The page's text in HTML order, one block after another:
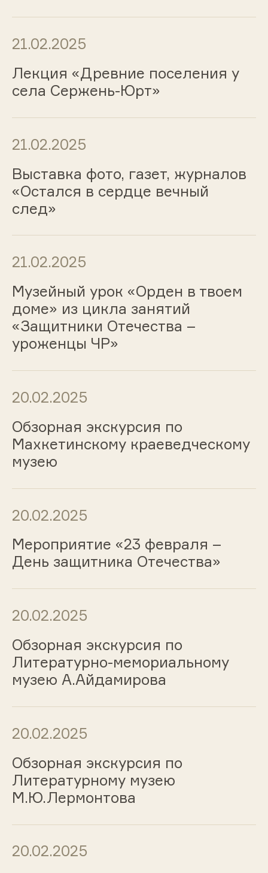
21.02.2025
Лекция «Древние поселения у
села Сержень-Юрт»
21.02.2025
Выставка фото, газет, журналов
«Остался в сердце вечный
след»
21.02.2025
Музейный урок «Орден в твоем
доме» из цикла занятий
«Защитники Отечества –
уроженцы ЧР»
20.02.2025
Обзорная экскурсия по
Махкетинскому краеведческому
музею
20.02.2025
Мероприятие «23 февраля –
День защитника Отечества»
20.02.2025
Обзорная экскурсия по
Литературно-мемориальному
музею А.Айдамирова
20.02.2025
Обзорная экскурсия по
Литературному музею
М.Ю.Лермонтова
20.02.2025